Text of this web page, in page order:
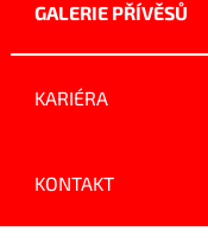
GALERIE PŘÍVĚSŮ
KARIÉRA
KONTAKT